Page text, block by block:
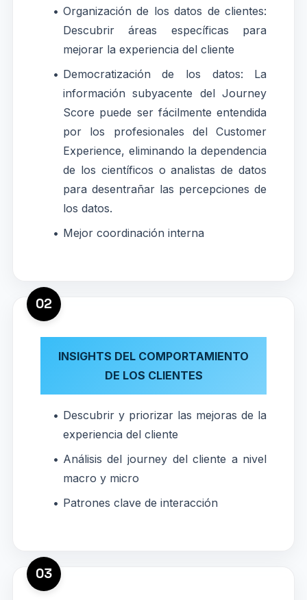
Organización de los datos de clientes:
Descubrir áreas específicas para
mejorar la experiencia del cliente
Democratización de los datos: La
información subyacente del Journey
Score puede ser fácilmente entendida
por los profesionales del Customer
Experience, eliminando la dependencia
de los científicos o analistas de datos
para desentrañar las percepciones de
los datos.
Mejor coordinación interna
02
INSIGHTS DEL COMPORTAMIENTO
DE LOS CLIENTES
Descubrir y priorizar las mejoras de la
experiencia del cliente
Análisis del journey del cliente a nivel
macro y micro
Patrones clave de interacción
03